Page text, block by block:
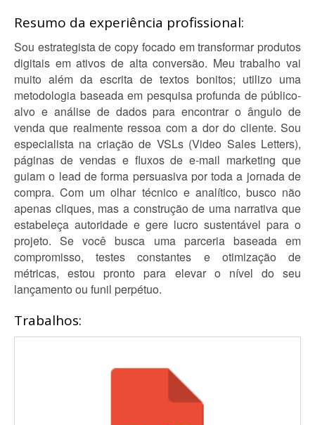
Resumo da experiência profissional:
Sou estrategista de copy focado em transformar produtos
digitais em ativos de alta conversão. Meu trabalho vai
muito além da escrita de textos bonitos; utilizo uma
metodologia baseada em pesquisa profunda de público-
alvo e análise de dados para encontrar o ângulo de
venda que realmente ressoa com a dor do cliente. Sou
especialista na criação de VSLs (Video Sales Letters),
páginas de vendas e fluxos de e-mail marketing que
guiam o lead de forma persuasiva por toda a jornada de
compra. Com um olhar técnico e analítico, busco não
apenas cliques, mas a construção de uma narrativa que
estabeleça autoridade e gere lucro sustentável para o
projeto. Se você busca uma parceria baseada em
compromisso, testes constantes e otimização de
métricas, estou pronto para elevar o nível do seu
lançamento ou funil perpétuo.
Trabalhos: